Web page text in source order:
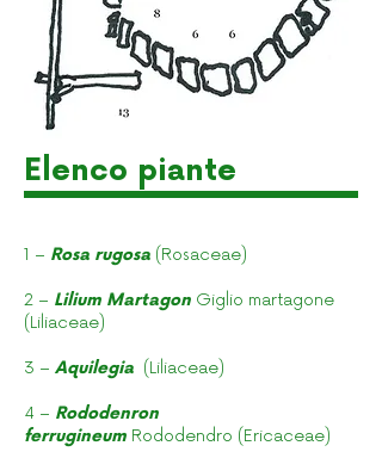
Elenco piante
1 – Rosa rugosa (Rosaceae)
2 – Lilium Martagon Giglio martagone
(Liliaceae)
3 – Aquilegia (Liliaceae)
4 – Rododenron
ferrugineum Rododendro (Ericaceae)